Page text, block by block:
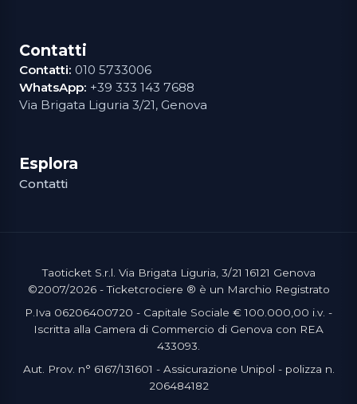
Contatti
Contatti: 010 5733006
WhatsApp: +39 333 143 7688
Via Brigata Liguria 3/21, Genova
Esplora
Contatti
Taoticket S.r.l. Via Brigata Liguria, 3/21 16121 Genova
©2007/2026 - Ticketcrociere ® è un Marchio Registrato
P.Iva 06206400720 - Capitale Sociale € 100.000,00 i.v. -
Iscritta alla Camera di Commercio di Genova con REA
433093.
Aut. Prov. n° 6167/131601 - Assicurazione Unipol - polizza n.
206484182